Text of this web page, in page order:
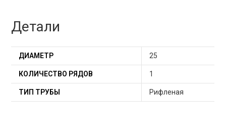
Детали
ДИАМЕТР 25
КОЛИЧЕСТВО РЯДОВ 1
ТИП ТРУБЫ Рифленая